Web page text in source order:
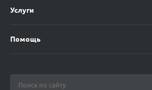
Услуги
Помощь